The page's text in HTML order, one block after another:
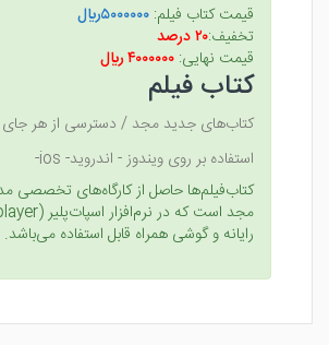
قیمت کتاب فیلم: ۵۰۰۰۰۰۰ريال
تخفیف:۲۰ درصد
قیمت نهایی: ۴۰۰۰۰۰۰ ريال
کتاب فیلم
کتاب‌های جدید مجد / دسترسی از هر جای
استفاده بر روی ویندوز - اندروید- ios-
کتاب‌فیلم‌ها حاصل از کارگاه‌های تخصصی
رایانه و گوشی همراه قابل استفاده می‌باشد.